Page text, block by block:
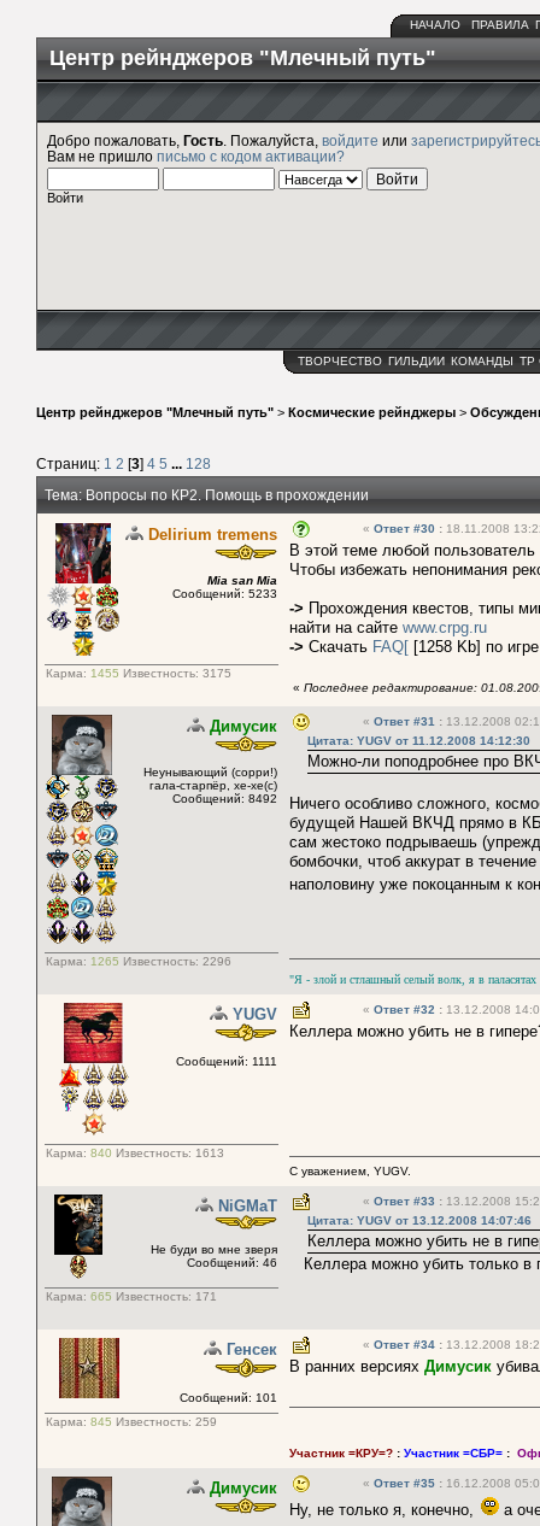
НАЧАЛО ПРАВИЛА
Центр рейнджеров "Млечный путь"
Добро пожаловать, Гость . Пожалуйста, войдите или
Вам не пришло письмо с кодом активации?
Войти
ТВОРЧЕСТВО ГИЛЬДИИ КОМАНДЫ ТР
Центр рейнджеров "Млечный путь" > Космические рейнджеры >
Страниц: 1 2 [3] 4 5 ... 128
Тема: Вопросы по КР2. Помощь в прохождении
Delirium tremens
Mia san Mia
Сообщений: 5233
Карма: 1455 Известность: 3175
« Ответ #30 : 18.11.2008
В этой теме любой
Чтобы избежать непонимания
-> Прохождения квестов, типы
найти на сайте www.crpg.ru
-> Скачать FAQ[ [1258 Kb] по
« Последнее редактирование:
Димусик
Неунывающий (сорри!)
гала-старпёр, хе-хе(с)
Сообщений: 8492
Карма: 1265 Известность: 2296
« Ответ #31 : 13.12.2008
Цитата: YUGV от 11.12.2008 14:12:30
Можно-ли поподробнее про
Ничего особливо сложного,
будущей Нашей ВКЧД прямо в КБ-
сам жестоко подрываешь
бомбочки, чтоб аккурат в
наполовину уже покоцанным к
"Я - злой и стлашный селый волк, я в
YUGV
Сообщений: 1111
Карма: 840 Известность: 1613
« Ответ #32 : 13.12.2008
Келлера можно убить не в
С уважением, YUGV.
NiGMaT
Не буди во мне зверя
Сообщений: 46
Карма: 665 Известность: 171
« Ответ #33 : 13.12.2008
Цитата: YUGV от 13.12.2008 14:07:46
Келлера можно убить не в
Келлера можно убить только в
Генсек
Сообщений: 101
Карма: 845 Известность: 259
« Ответ #34 : 13.12.2008
В ранних версиях Димусик
Участник =КРУ=? : Участник =СБР= :
Димусик « Ответ #35 : 16.12.2008
Ну, не только я, конечно, а